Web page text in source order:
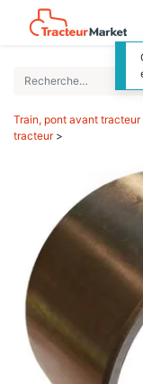
Train, pont avant tracteur
tracteur>